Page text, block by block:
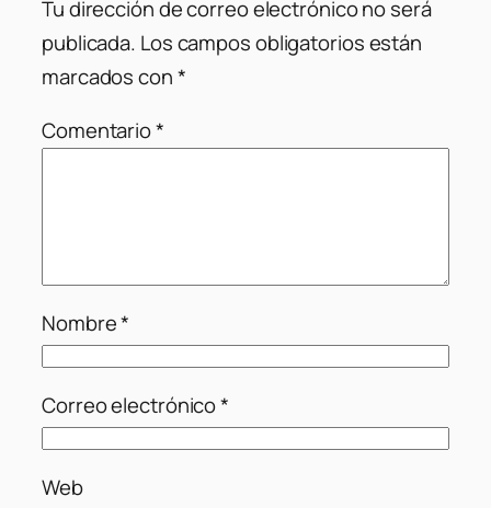
Tu dirección de correo electrónico no será
publicada. Los campos obligatorios están
marcados con*
Comentario*
Nombre*
Correo electrónico*
Web